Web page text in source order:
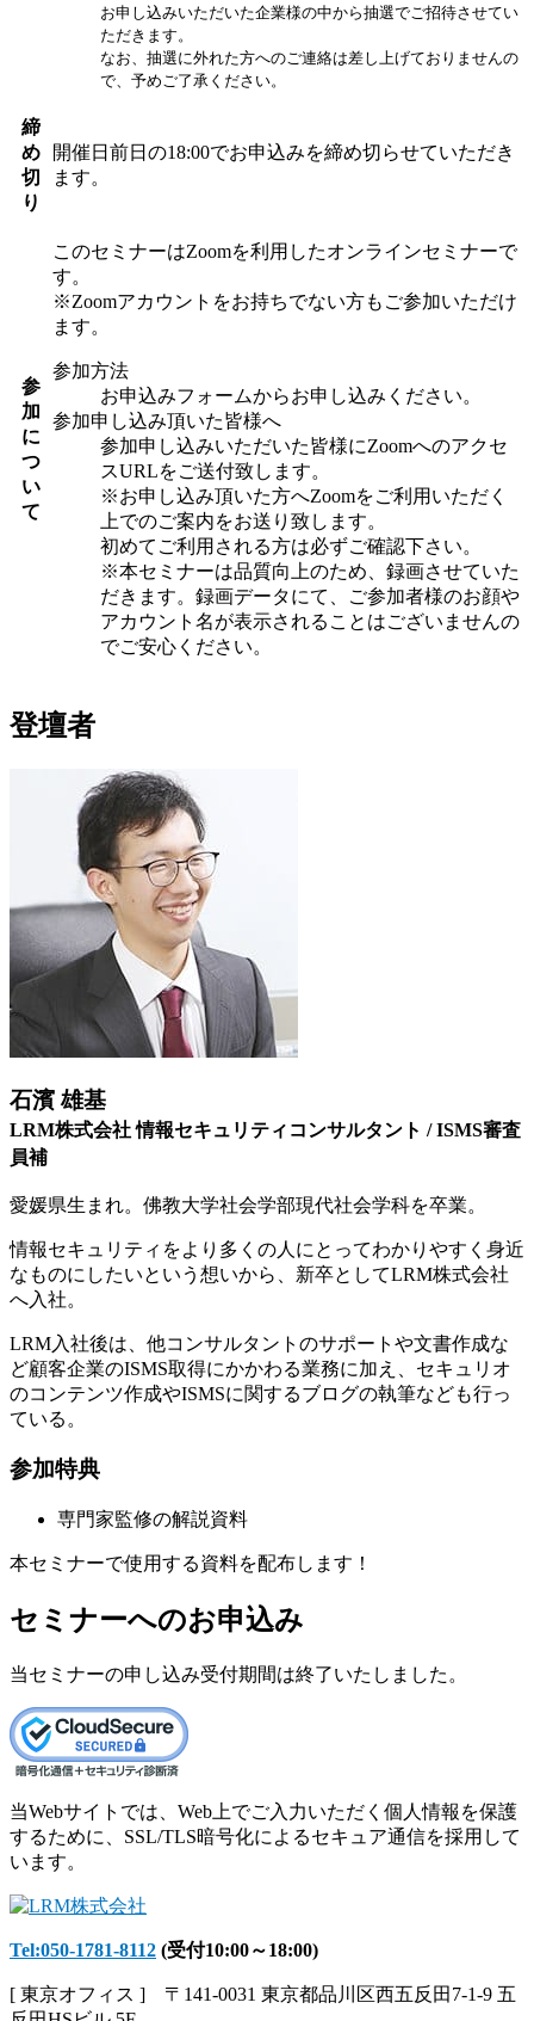
お申し込みいただいた企業様の中から抽選でご招待させてい
ただきます。
なお、抽選に外れた方へのご連絡は差し上げておりませんの
で、予めご了承ください。
締
め
切
り
開催日前日の18:00でお申込みを締め切らせていただき
ます。
参
加
に
つ
い
て
このセミナーはZoomを利用したオンラインセミナーで
す。
※Zoomアカウントをお持ちでない方もご参加いただけ
ます。
参加方法
お申込みフォームからお申し込みください。
参加申し込み頂いた皆様へ
参加申し込みいただいた皆様にZoomへのアクセ
スURLをご送付致します。
※お申し込み頂いた方へZoomをご利用いただく
上でのご案内をお送り致します。
初めてご利用される方は必ずご確認下さい。
※本セミナーは品質向上のため、録画させていた
だきます。録画データにて、ご参加者様のお顔や
アカウント名が表示されることはございませんの
でご安心ください。
登壇者
石濱 雄基
LRM株式会社 情報セキュリティコンサルタント / ISMS審査
員補
愛媛県生まれ。佛教大学社会学部現代社会学科を卒業。
情報セキュリティをより多くの人にとってわかりやすく身近
なものにしたいという想いから、新卒としてLRM株式会社
へ入社。
LRM入社後は、他コンサルタントのサポートや文書作成な
ど顧客企業のISMS取得にかかわる業務に加え、セキュリオ
のコンテンツ作成やISMSに関するブログの執筆なども行っ
ている。
参加特典
専門家監修の解説資料
本セミナーで使用する資料を配布します！
セミナーへのお申込み
当セミナーの申し込み受付期間は終了いたしました。
当Webサイトでは、Web上でご入力いただく個人情報を保護
するために、SSL/TLS暗号化によるセキュア通信を採用して
います。
Tel:050-1781-8112 (受付10:00～18:00)
[ 東京オフィス ] 〒141-0031 東京都品川区西五反田7-1-9 五